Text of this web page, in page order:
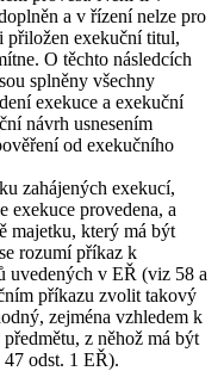
a v řízení nelze pro
přiložen exekuční titul,
O těchto následcích
splněny všechny
exekuce a exekuční
návrh usnesením
od exekučního
zahájených exekucí,
exekuce provedena, a
majetku, který má být
rozumí příkaz k
uvedených v EŘ (viz 58 a
příkazu zvolit takový
zejména vzhledem k
z něhož má být
odst. 1 EŘ).